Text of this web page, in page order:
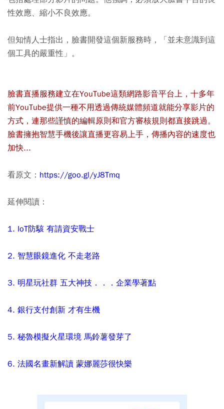
性效應、縮小不良效應。
但知情人士指出，臉書開發這個新服務時，「並未意識到這
個工具的嚴重性」。
臉書直播服務建立在YouTube這類網路影音平台上，十多年
前YouTube提供一種不用透過傳統媒體頻道就能分享影片的
方式，連那些謹慎的編輯原則和官方審核規則都直接跳過。
臉書擁抱智慧手機後讓直播更容易上手，傳播內容的速度也
加快...
看原文： https://goo.gl/yJ8Tmq
延伸閱讀：
1. IoT防駭 有請資安戰士
2. 智慧眼鏡進化 不走老路
3. 明星玩社群 五大神技．．．企業學著點
4. 銀行支付創新 才有生機
5. 秘魯模擬火星環境 馬鈴薯發芽了
6. 法國名畫新解讀 蒙娜麗莎很快樂